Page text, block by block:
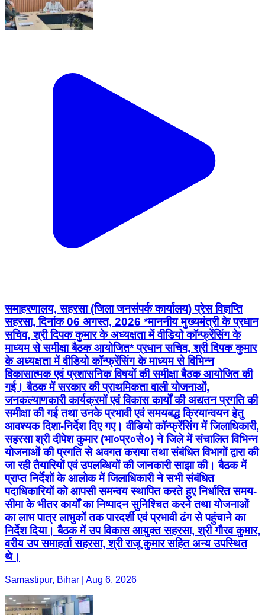
समाहरणालय, सहरसा (जिला जनसंपर्क कार्यालय) प्रेस विज्ञप्ति
सहरसा, दिनांक 06 अगस्त, 2026 *माननीय मुख्यमंत्री के प्रधान
सचिव, श्री दिपक कुमार के अध्यक्षता में वीडियो कॉन्फ्रेंसिंग के
माध्यम से समीक्षा बैठक आयोजित* प्रधान सचिव, श्री दिपक कुमार
के अध्यक्षता में वीडियो कॉन्फ्रेंसिंग के माध्यम से विभिन्न
विकासात्मक एवं प्रशासनिक विषयों की समीक्षा बैठक आयोजित की
गई। बैठक में सरकार की प्राथमिकता वाली योजनाओं,
जनकल्याणकारी कार्यक्रमों एवं विकास कार्यों की अद्यतन प्रगति की
समीक्षा की गई तथा उनके प्रभावी एवं समयबद्ध क्रियान्वयन हेतु
आवश्यक दिशा-निर्देश दिए गए। वीडियो कॉन्फ्रेंसिंग में जिलाधिकारी,
सहरसा श्री दीपेश कुमार (भा०प्र०से०) ने जिले में संचालित विभिन्न
योजनाओं की प्रगति से अवगत कराया तथा संबंधित विभागों द्वारा की
जा रही तैयारियों एवं उपलब्धियों की जानकारी साझा की। बैठक में
प्राप्त निर्देशों के आलोक में जिलाधिकारी ने सभी संबंधित
पदाधिकारियों को आपसी समन्वय स्थापित करते हुए निर्धारित समय-
सीमा के भीतर कार्यों का निष्पादन सुनिश्चित करने तथा योजनाओं
का लाभ पात्र लाभुकों तक पारदर्शी एवं प्रभावी ढंग से पहुंचाने का
निर्देश दिया। बैठक में उप विकास आयुक्त सहरसा, श्री गौरव कुमार,
वरीय उप समाहर्ता सहरसा, श्री राजू कुमार सहित अन्य उपस्थित
थे।
Samastipur, Bihar | Aug 6, 2026